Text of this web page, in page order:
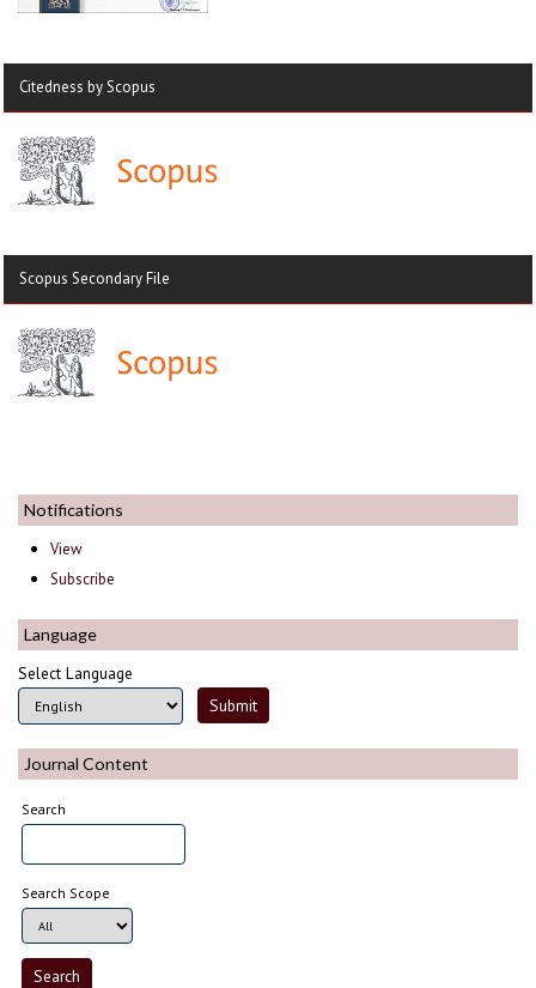
Citedness by Scopus
Scopus Secondary File
Notifications
View
Subscribe
Language
Select Language
Journal Content
Search
Search Scope